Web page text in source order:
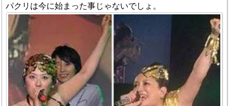
パクリは今に始まった事じゃないでしょ。